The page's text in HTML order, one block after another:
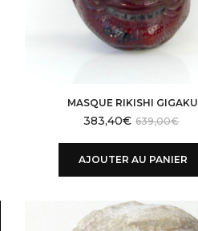
MASQUE RIKISHI GIGAKU
639,00€
383,40€
AJOUTER AU PANIER